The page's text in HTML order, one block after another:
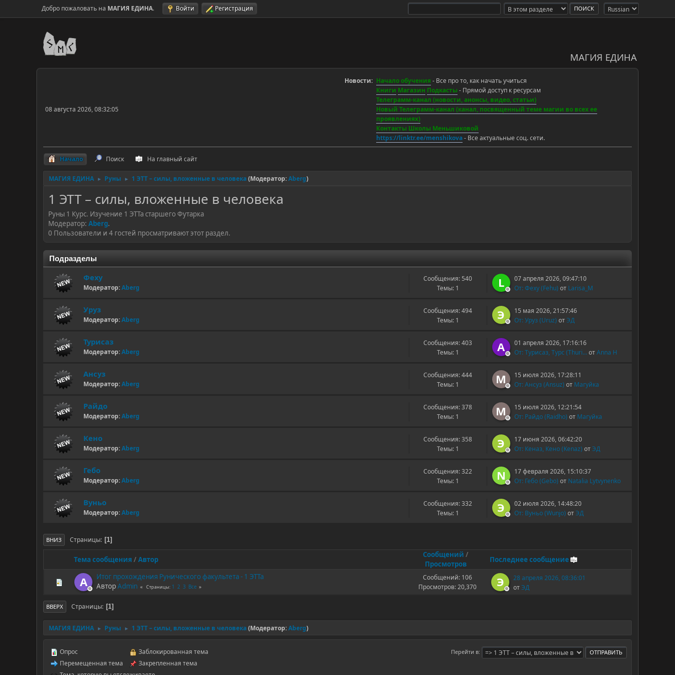
Добро пожаловать на МАГИЯ ЕДИНА. Войти Регистрация
МАГИЯ ЕДИНА
08 августа 2026, 08:32:05
Новости: Начало обучения - Все про то, как начать учиться
Книги Магазин Подкасты - Прямой доступ к ресурсам
Телеграмм-канал (новости, анонсы, видео, статьи)
Новый Телеграмм-канал (канал, посвященный теме магии во всех ее
проявлениях)
Контакты Школы Меньшиковой
https://linktr.ee/menshikova- Все актуальные соц. сети.
Начало Поиск На главный сайт
МАГИЯ ЕДИНА ► Руны ► 1 ЭТТ – силы, вложенные в человека(Модератор:Aberg)
1 ЭТТ – силы, вложенные в человека
Руны 1 Курс. Изучение 1 ЭТТа старшего Футарка
Модератор: Aberg.
0 Пользователи и 4 гостей просматривают этот раздел.
Подразделы
L
Феху
Модератор:Aberg
Сообщения: 540
Темы: 1
07 апреля 2026, 09:47:10
От: Феху (Fehu) от Larisa_M
Э
Уруз
Модератор:Aberg
Сообщения: 494
Темы: 1
15 мая 2026, 21:57:46
От: Уруз (Uruz) отЭД
A
Турисаз
Модератор:Aberg
Сообщения: 403
Темы: 1
01 апреля 2026, 17:16:16
От: Турисаз, Турс (Thuri... отAnna H
М
Ансуз
Модератор:Aberg
Сообщения: 444
Темы: 1
15 июля 2026, 17:28:11
От: Ансуз (Ansuz) от Магуйка
М
Райдо
Модератор:Aberg
Сообщения: 378
Темы: 1
15 июля 2026, 12:21:54
От: Райдо (Raidho) от Магуйка
Э
Кено
Модератор:Aberg
Сообщения: 358
Темы: 1
17 июня 2026, 06:42:20
От: Кеназ, Кено (Kenaz) отЭД
N
Гебо
Модератор:Aberg
Сообщения: 322
Темы: 1
17 февраля 2026, 15:10:37
От: Гебо (Gebo) от Natalia Lytvynenko
Э
Вуньо
Модератор:Aberg
Сообщения: 332
Темы: 1
02 июля 2026, 14:48:20
От: Вуньо (Wunjo) отЭД
ВНИЗ Страницы 1
Тема сообщения / Автор
Сообщений /
Просмотров
Последнее сообщение
A Э
Итог прохождения Рунического факультета - 1 ЭТТа
АвторAdmin Страницы 1 2 3 Все
Сообщений: 106
Просмотров: 20,370
28 апреля 2026, 08:36:01
отЭД
ВВЕРХ Страницы 1
МАГИЯ ЕДИНА ► Руны ► 1 ЭТТ – силы, вложенные в человека(Модератор:Aberg)
Перейти в
Опрос
Перемещенная тема
Заблокированная тема
Закрепленная тема